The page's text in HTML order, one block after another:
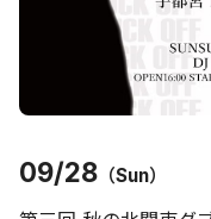
09/28 （Sun）